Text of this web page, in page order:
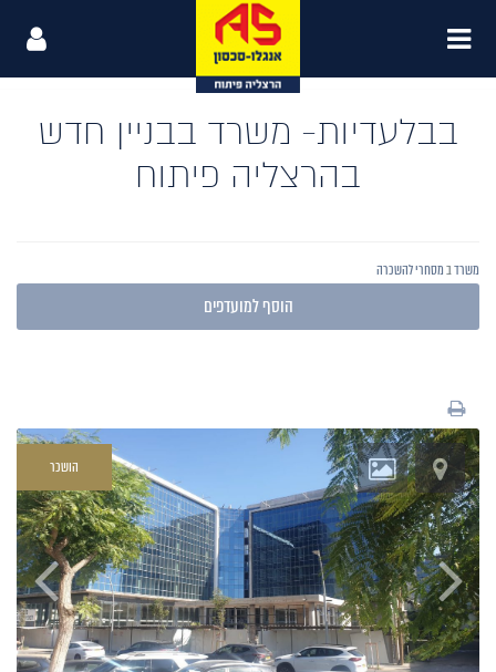
בבלעדיות- משרד בבניין חדש
בהרצליה פיתוח
משרדבמסחרי להשכרה
הוסף למועדפים
הושכר